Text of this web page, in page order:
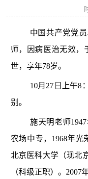
中国共产党党
师，因病医治无效，
世，享年78岁。
10月27日上午8
别。
施天明老师
农场中专，1968年光
北京医科大学（现北
（科级正职）。2007